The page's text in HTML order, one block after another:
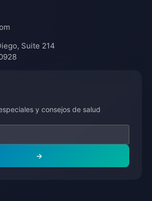
Suite 214
y consejos de salud
→